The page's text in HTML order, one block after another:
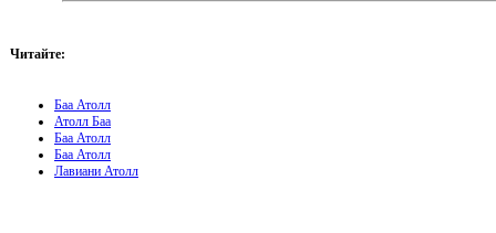
Читайте:
Баа Атолл
Атолл Баа
Баа Атолл
Баа Атолл
Лавиани Атолл